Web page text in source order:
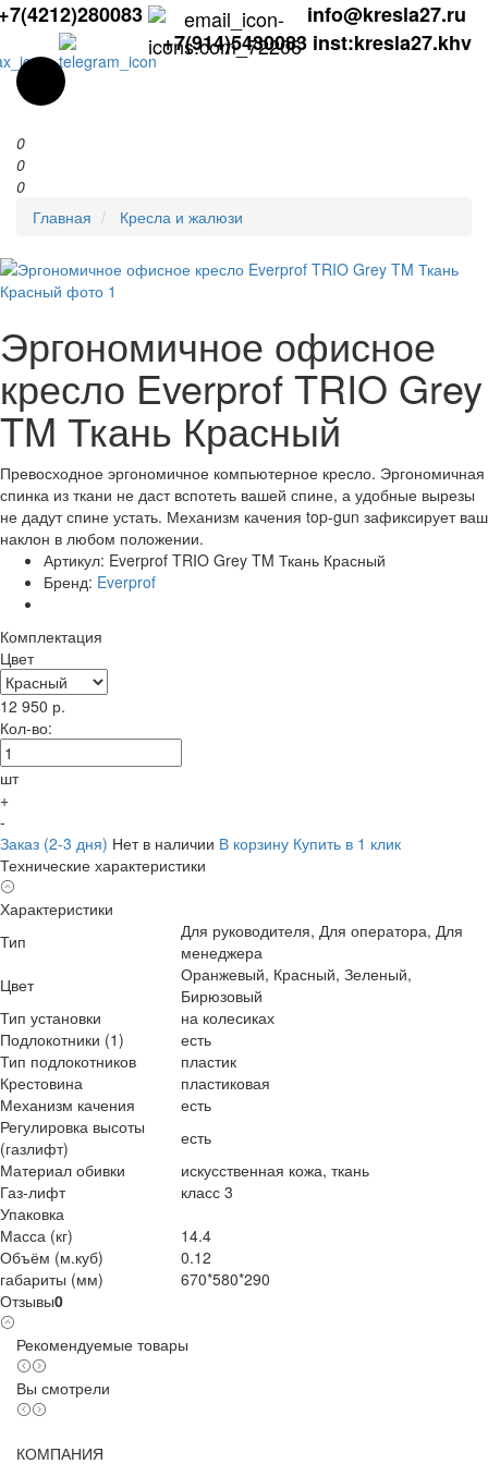
info@kresla27.ru
+7(914)5430083 inst:kresla27.khv
0
0
0
Главная
Кресла и жалюзи
Эргономичное офисное
кресло Everprof TRIO Grey
TM Ткань Красный
Превосходное эргономичное компьютерное кресло. Эргономичная
спинка из ткани не даст вспотеть вашей спине, а удобные вырезы
не дадут спине устать. Механизм качения top-gun зафиксирует ваш
наклон в любом положении.
Артикул: Everprof TRIO Grey TM Ткань Красный
Бренд: Everprof
Комплектация
Цвет
12 950 р.
Кол-во:
шт
+
-
Заказ (2-3 дня) Нет в наличии В корзину Купить в 1 клик
Технические характеристики
Характеристики
Тип
Для руководителя, Для оператора, Для
менеджера
Цвет
Оранжевый, Красный, Зеленый,
Бирюзовый
Тип установки
на колесиках
Подлокотники (1)
есть
Тип подлокотников
пластик
Крестовина
пластиковая
Механизм качения
есть
Регулировка высоты
(газлифт)
есть
Материал обивки
искусственная кожа, ткань
Газ-лифт
класс 3
Упаковка
Масса (кг)
14.4
Объём (м.куб)
0.12
габариты (мм)
670*580*290
Отзывы0
Рекомендуемые товары
Вы смотрели
КОМПАНИЯ